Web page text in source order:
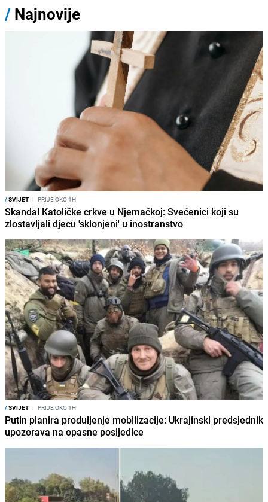
/ Najnovije
/SVIJET I PRIJE OKO 1H
Skandal Katoličke crkve u Njemačkoj: Svećenici koji su
zlostavljali djecu 'sklonjeni' u inostranstvo
/SVIJET I PRIJE OKO 1H
Putin planira produljenje mobilizacije: Ukrajinski predsjednik
upozorava na opasne posljedice